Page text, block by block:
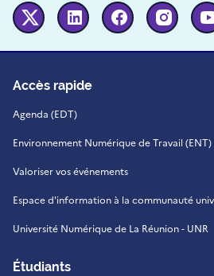
Twitter Linkedin Facebook
Accès rapide
Agenda (EDT)
Environnement Numérique de Travail (ENT)
Valoriser vos événements
Espace d'information à la communauté
Université Numérique de La Réunion - UNR
Étudiants